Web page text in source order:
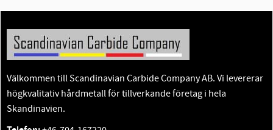
Välkommen till Scandinavian Carbide Company AB. Vi levererar
högkvalitativ hårdmetall för tillverkande företag i hela
Skandinavien.